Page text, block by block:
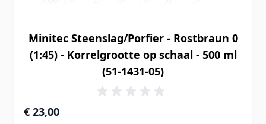
Minitec Steenslag/Porfier - Rostbraun 0
(1:45) - Korrelgrootte op schaal - 500 ml
(51-1431-05)
€ 23,00